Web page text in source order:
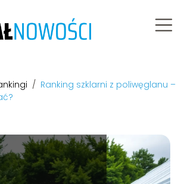
/ Ranking szklarni z poliwęglanu –